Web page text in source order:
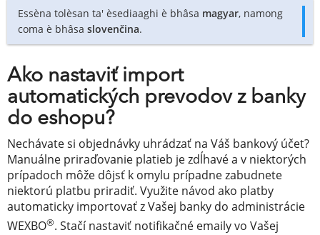
Essèna tolèsan ta' èsediaaghi è bhâsa magyar, namong
coma è bhâsa slovenčina.
Ako nastaviť import
automatických prevodov z banky
do eshopu?
Nechávate si objednávky uhrádzať na Váš bankový účet?
Manuálne priraďovanie platieb je zdĺhavé a v niektorých
prípadoch môže dôjsť k omylu prípadne zabudnete
niektorú platbu priradiť. Využite návod ako platby
automaticky importovať z Vašej banky do administrácie
WEXBO®. Stačí nastaviť notifikačné emaily vo Vašej